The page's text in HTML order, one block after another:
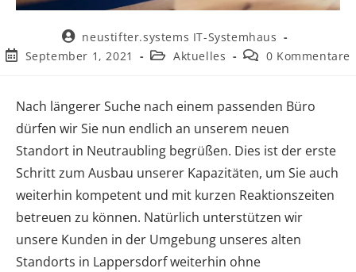
neustifter.systems IT-Systemhaus
September 1, 2021
Aktuelles 0 Kommentare
Nach längerer Suche nach einem passenden Büro
dürfen wir Sie nun endlich an unserem neuen
Standort in Neutraubling begrüßen. Dies ist der erste
Schritt zum Ausbau unserer Kapazitäten, um Sie auch
weiterhin kompetent und mit kurzen Reaktionszeiten
betreuen zu können. Natürlich unterstützen wir
unsere Kunden in der Umgebung unseres alten
Standorts in Lappersdorf weiterhin ohne